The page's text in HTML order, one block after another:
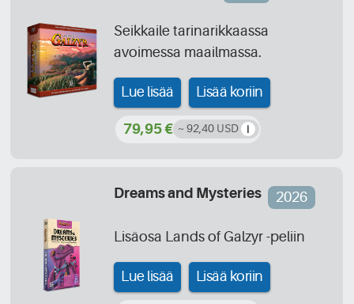
Seikkaile tarinarikkaassa
avoimessa maailmassa.
Lue lisää Lisää koriin
79,95 € ~ 92,40 USD
Dreams and Mysteries 2026
Lisäosa Lands of Galzyr -peliin
Lue lisää Lisää koriin